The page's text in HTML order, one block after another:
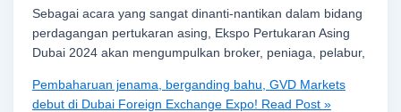
Sebagai acara yang sangat dinanti-nantikan dalam bidang
perdagangan pertukaran asing, Ekspo Pertukaran Asing
Dubai 2024 akan mengumpulkan broker, peniaga, pelabur,
Pembaharuan jenama, berganding bahu, GVD Markets
debut di Dubai Foreign Exchange Expo! Read Post »